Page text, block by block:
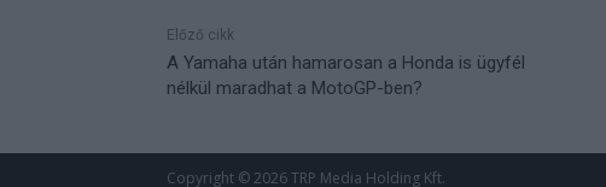
Előző cikk
A Yamaha után hamarosan a Honda is ügyfél
nélkül maradhat a MotoGP-ben?
Copyright © 2026 TRP Media Holding Kft.